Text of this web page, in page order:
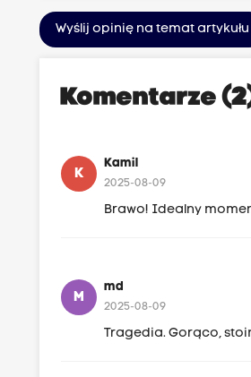
Wyślij opinię na temat artykułu
Komentarze
K
Kamil
2025-08-09
Brawo! Idealny
M
md
2025-08-09
Tragedia. Gorąco,